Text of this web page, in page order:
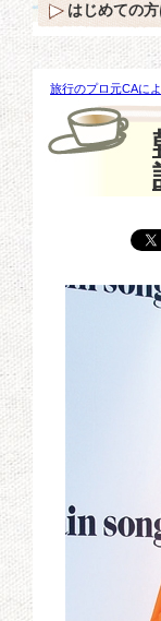
旅行のプロ元CAに
＆ワーストドレッ
はじめての